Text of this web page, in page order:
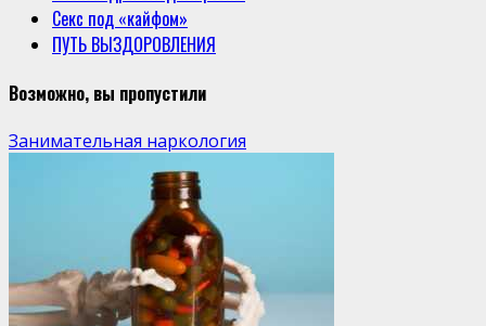
Секс под «кайфом»
ПУТЬ ВЫЗДОРОВЛЕНИЯ
Возможно, вы пропустили
Занимательная наркология